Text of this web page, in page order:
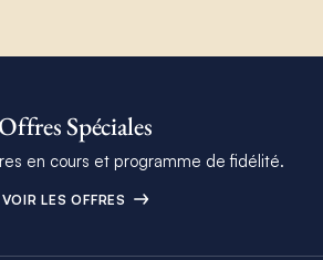
Offres Spéciales
en cours et programme de fidélité.
VOIR LES OFFRES